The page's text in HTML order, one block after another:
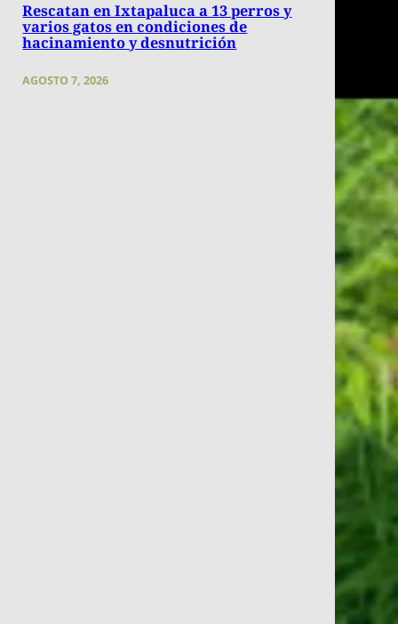
Rescatan en Ixtapaluca a 13 perros y
varios gatos en condiciones de
hacinamiento y desnutrición
AGOSTO 7, 2026